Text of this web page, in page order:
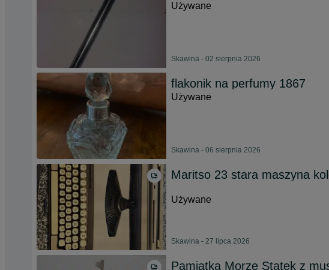
Używane
Skawina - 02 sierpnia 2026
flakonik na perfumy 1867
Używane
Skawina - 06 sierpnia 2026
Maritso 23 stara maszyna
Używane
Skawina - 27 lipca 2026
Pamiątka Morze Statek z